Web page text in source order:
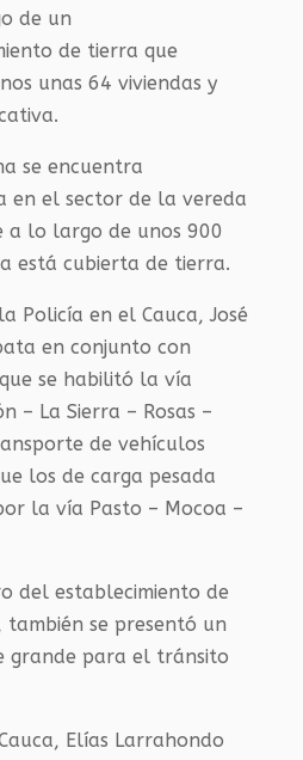
de un
de tierra que
unas 64 viviendas y
se encuentra
en el sector de la vereda
a lo largo de unos 900
está cubierta de tierra.
Policía en el Cauca, José
en conjunto con
se habilitó la vía
– La Sierra – Rosas –
de vehículos
los de carga pesada
la vía Pasto – Mocoa –
del establecimiento de
se presentó un
grande para el tránsito
Elías Larrahondo